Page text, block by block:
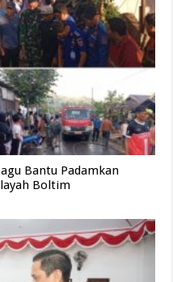
Bantu Padamkan
Boltim